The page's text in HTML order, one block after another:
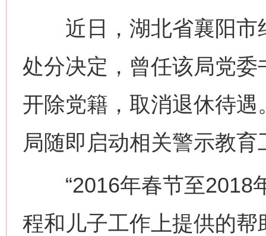
近日，湖北省襄阳市
处分决定，曾任该局党
开除党籍，取消退休待
局随即启动相关警示教
“2016年春节至2018
程和儿子工作上提供的